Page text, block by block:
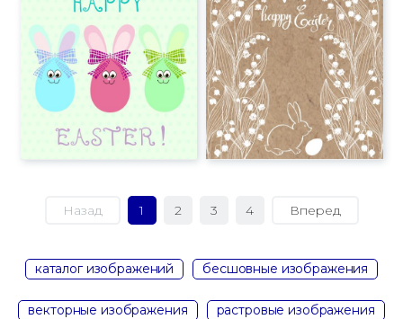
Назад 1 2 3 4 Вперед
каталог изображений бесшовные изображения
векторные изображения растровые изображения